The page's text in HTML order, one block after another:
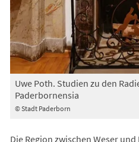
© Stadt Paderborn
Uwe Poth. Studien zu den
Paderbornensia
Die Region zwischen Weser